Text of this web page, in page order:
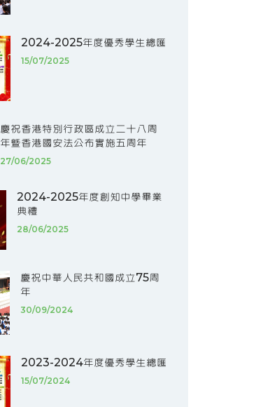
2024-2025年度優秀學生總匯
15/07/2025
慶祝香港特別行政區成立二十八周
年暨香港國安法公布實施五周年
27/06/2025
2024-2025年度創知中學畢業
典禮
28/06/2025
慶祝中華人民共和國成立75周
年
30/09/2024
2023-2024年度優秀學生總匯
15/07/2024